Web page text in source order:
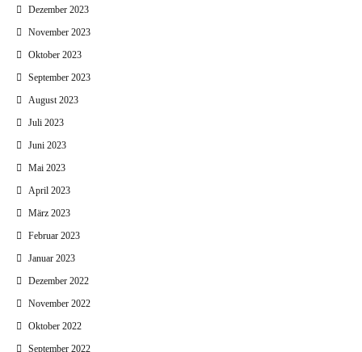
Dezember 2023
November 2023
Oktober 2023
September 2023
August 2023
Juli 2023
Juni 2023
Mai 2023
April 2023
März 2023
Februar 2023
Januar 2023
Dezember 2022
November 2022
Oktober 2022
September 2022